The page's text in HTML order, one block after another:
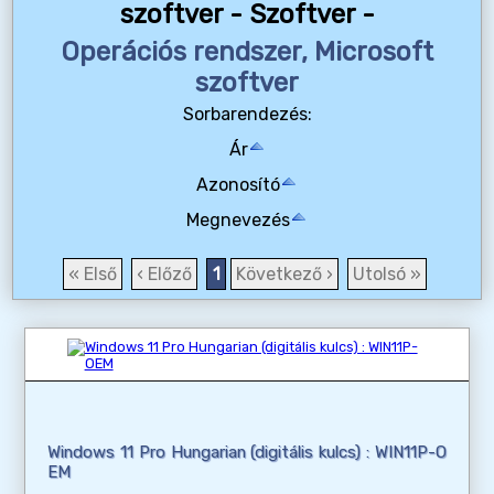
szoftver - Szoftver -
Operációs rendszer, Microsoft
szoftver
Sorbarendezés:
Ár
Azonosító
Megnevezés
« Első ‹ Előző 1 Következő › Utolsó »
Windows 11 Pro Hungarian (digitális kulcs) : WIN11P-O
EM